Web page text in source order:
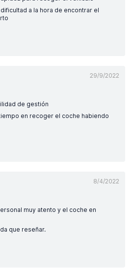
dificultad a la hora de encontrar el
29/9/2022
de gestión
en recoger el coche habiendo
8/4/2022
muy atento y el coche en
que reseñar.